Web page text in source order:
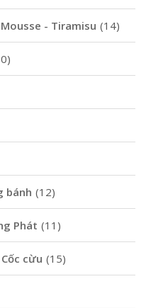
- Tiramisu (14)
bánh (12)
Phát (11)
cừu (15)